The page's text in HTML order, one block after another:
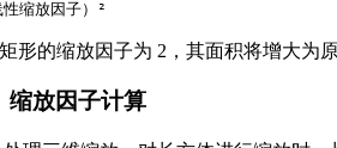
形的缩放因子为 2，其面积将增大为原
缩放因子计算